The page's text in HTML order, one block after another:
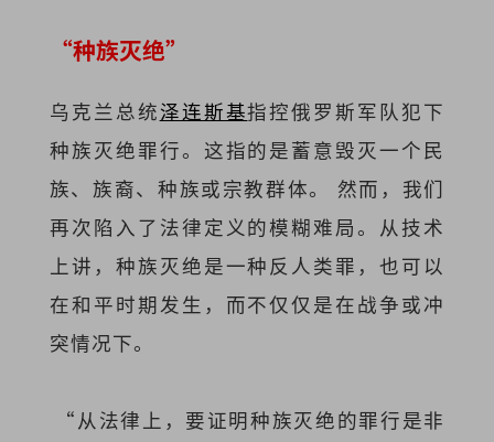
“种族灭绝”
乌克兰总统泽连斯基指控俄罗斯军队犯下
种族灭绝罪行。这指的是蓄意毁灭一个民
族、族裔、种族或宗教群体。 然而，我们
再次陷入了法律定义的模糊难局。从技术
上讲，种族灭绝是一种反人类罪，也可以
在和平时期发生，而不仅仅是在战争或冲
突情况下。
“从法律上，要证明种族灭绝的罪行是非